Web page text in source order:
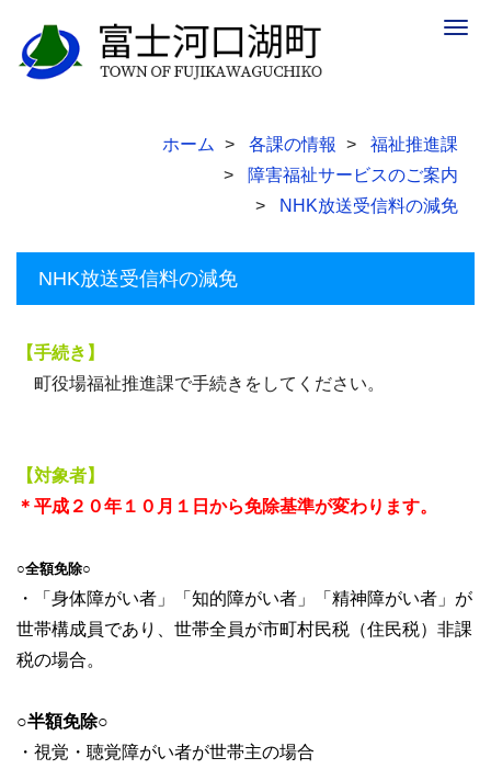
ホーム 各課の情報
福祉推進課
障害福祉サービスのご案内
NHK放送受信料の減免
NHK放送受信料の減免
【手続き】
町役場福祉推進課で手続きをしてください。
【対象者】
＊平成２０年１０月１日から免除基準が変わります。
○全額免除○
・「身体障がい者」「知的障がい者」「精神障がい者」が
世帯構成員であり、世帯全員が市町村民税（住民税）非課
税の場合。
○半額免除○
・視覚・聴覚障がい者が世帯主の場合